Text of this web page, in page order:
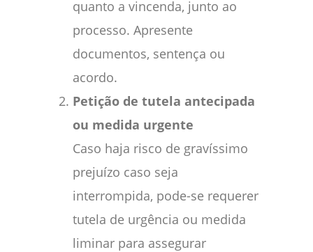
quanto a vincenda, junto ao
processo. Apresente
documentos, sentença ou
acordo.
Petição de tutela antecipada
ou medida urgente
Caso haja risco de gravíssimo
prejuízo caso seja
interrompida, pode-se requerer
tutela de urgência ou medida
liminar para assegurar